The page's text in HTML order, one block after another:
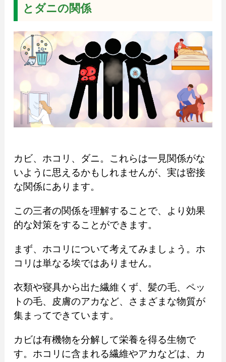
とダニの関係
カビ、ホコリ、ダニ。これらは一見関係がな
いように思えるかもしれませんが、実は密接
な関係にあります。
この三者の関係を理解することで、より効果
的な対策をすることができます。
まず、ホコリについて考えてみましょう。ホ
コリは単なる埃ではありません。
衣類や寝具から出た繊維くず、髪の毛、ペッ
トの毛、皮膚のアカなど、さまざまな物質が
集まってできています。
カビは有機物を分解して栄養を得る生物で
す。ホコリに含まれる繊維やアカなどは、カ